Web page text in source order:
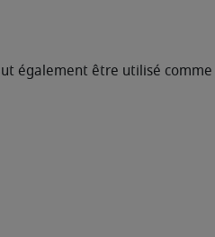
également être utilisé